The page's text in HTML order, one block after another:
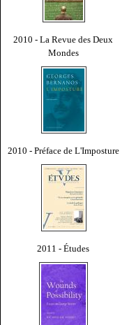
2010 - La Revue des Deux
Mondes
2010 - Préface de L'Imposture
2011 - Études